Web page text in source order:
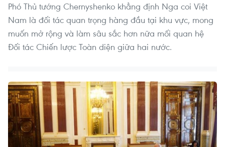
Phó Thủ tướng Chernyshenko khẳng định Nga coi Việt
Nam là đối tác quan trọng hàng đầu tại khu vực, mong
muốn mở rộng và làm sâu sắc hơn nữa mối quan hệ
Đối tác Chiến lược Toàn diện giữa hai nước.